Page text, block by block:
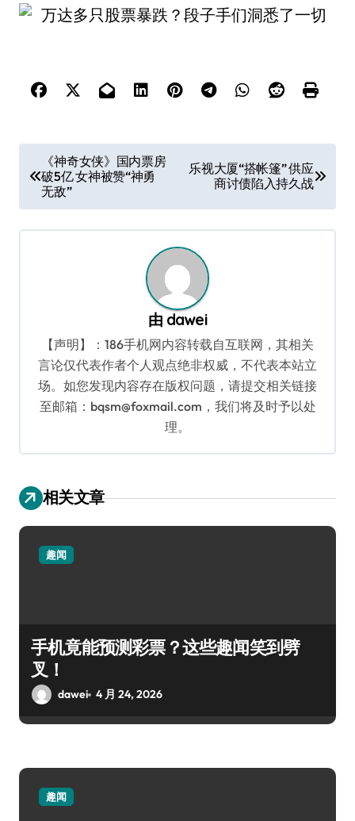
章
导
航
《神奇女侠》国内票房
破5亿 女神被赞“神勇
无敌”
乐视大厦“搭帐篷” 供应
商讨债陷入持久战
由 dawei
【声明】：186手机网内容转载自互联网，其相关
言论仅代表作者个人观点绝非权威，不代表本站立
场。如您发现内容存在版权问题，请提交相关链接
至邮箱：bqsm@foxmail.com，我们将及时予以处
理。
相关文章
趣闻
手机竟能预测彩票？这些趣闻笑到劈
叉！
dawei 4 月 24, 2026
趣闻